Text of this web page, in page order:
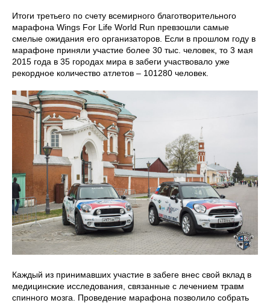
Итоги третьего по счету всемирного благотворительного
марафона Wings For Life World Run превзошли самые
смелые ожидания его организаторов. Если в прошлом году в
марафоне приняли участие более 30 тыс. человек, то 3 мая
2015 года в 35 городах мира в забеги участвовало уже
рекордное количество атлетов – 101280 человек.
Каждый из принимавших участие в забеге внес свой вклад в
медицинские исследования, связанные с лечением травм
спинного мозга. Проведение марафона позволило собрать